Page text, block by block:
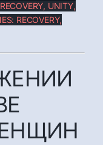
UNITY,
RECOVERY,